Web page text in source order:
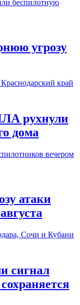
угрозу
рухнули
дома
атаки
сигнал